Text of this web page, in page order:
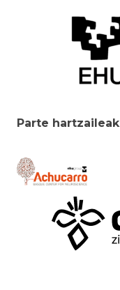
Parte hartzaileak